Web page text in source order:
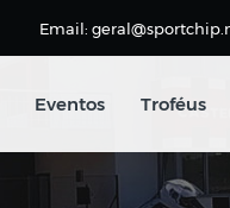
Email:
Eventos Troféus